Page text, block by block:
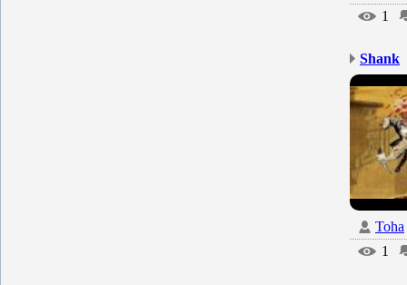
1
Shank
Toha
1